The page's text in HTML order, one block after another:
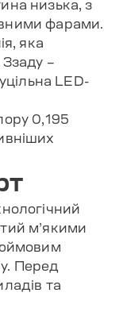
низька, з
фарами.
яка
–
LED-
0,195
м’якими
Перед
та